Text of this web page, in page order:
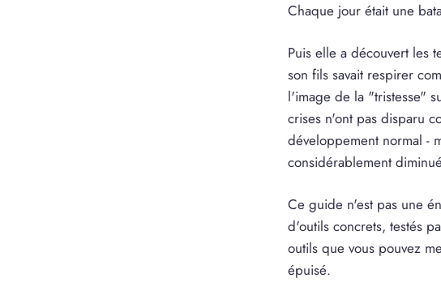
Chaque jour était une
Puis elle a découvert les
son fils savait respirer
l'image de la "tristesse"
crises n'ont pas disparu
développement normal -
considérablement
Ce guide n'est pas une
d'outils concrets, testés
outils que vous pouvez
épuisé.